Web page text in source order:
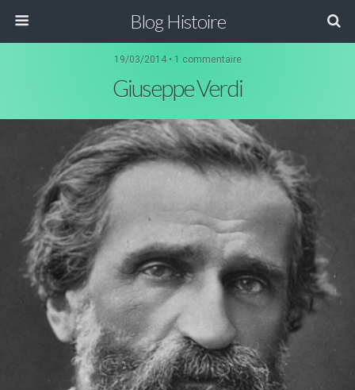
Blog Histoire
19/03/2014 • 1 commentaire
Giuseppe Verdi